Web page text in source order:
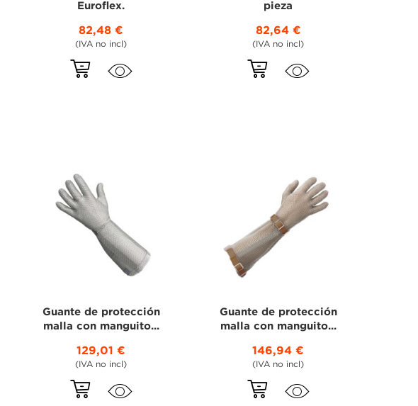
Euroflex.
82,48 €
(IVA no incl)
pieza
82,64 €
(IVA no incl)
Guante de protección
malla con manguito...
129,01 €
(IVA no incl)
Guante de protección
malla con manguito...
146,94 €
(IVA no incl)